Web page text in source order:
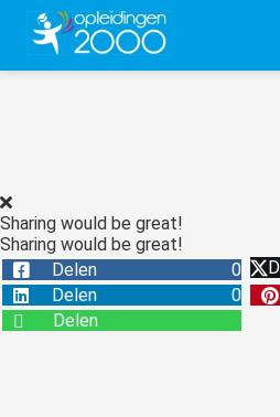
Sharing would be great!
Sharing would be great!
Delen
0
Delen
0
Delen
zijn